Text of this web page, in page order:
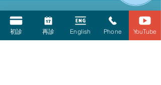
お問合せ・ご予約はこちら
045-317-8558
初診 再診 English Phone YouTube